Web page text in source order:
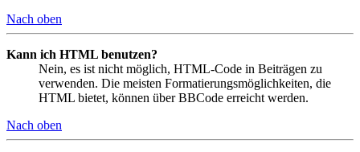
Nach oben
Kann ich HTML benutzen?
Nein, es ist nicht möglich, HTML-Code in Beiträgen zu
verwenden. Die meisten Formatierungsmöglichkeiten, die
HTML bietet, können über BBCode erreicht werden.
Nach oben